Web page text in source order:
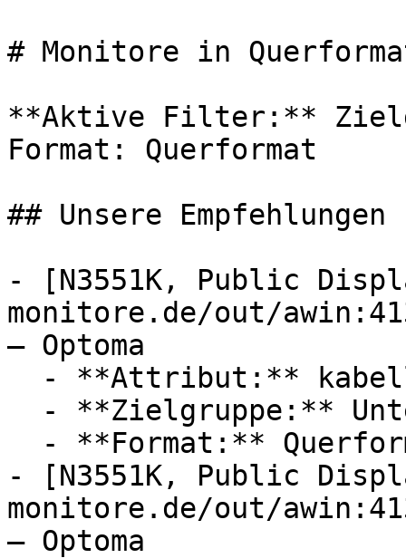
# Monitore in
**Aktive Filter:**
Format: Querformat
## Unsere Empfehlungen
- [N3551K, Public
monitore.de/out/
— Optoma
- [N3551K, Public
monitore.de/out/
— Optoma